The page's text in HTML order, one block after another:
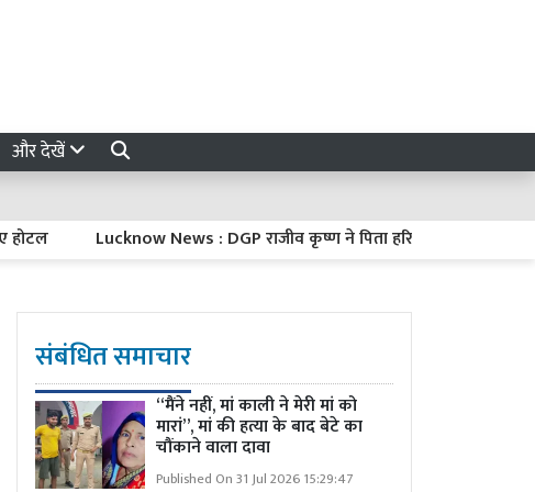
और देखें
Lucknow News : DGP राजीव कृष्ण ने पिता हरिकिशन मित्तल को दी
संबंधित समाचार
“मैंने नहीं, मां काली ने मेरी मां को
मारां”, मां की हत्या के बाद बेटे का
चौंकाने वाला दावा
Published On 31 Jul 2026 15:29:47